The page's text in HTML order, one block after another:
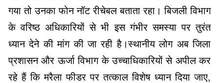
गया तो उनका फोन नॉट रीचेबल बताता रहा। बिजली विभाग
के वरिष्ठ अधिकारियों से भी इस गंभीर समस्या पर तुरंत
ध्यान देने की मांग की जा रही है।स्थानीय लोग अब जिला
प्रशासन और ऊर्जा विभाग के उच्चाधिकारियों से अपील कर
रहे हैं कि मरैला फीडर पर तत्काल विशेष ध्यान दिया जाए,